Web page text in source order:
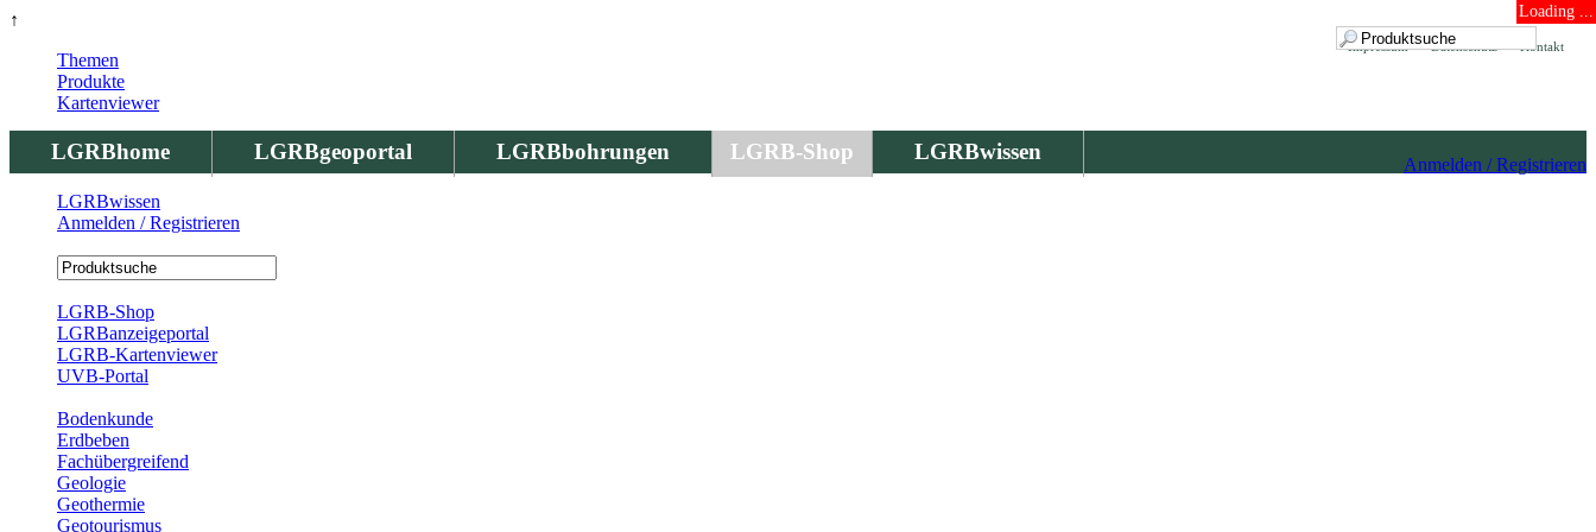
↑ Loading ...
Kontakt
Datenschutz
Impressum
LGRBhome LGRBgeoportal LGRBbohrungen LGRB-Shop LGRBwissen
Anmelden / Registrieren
Themen
Produkte
Kartenviewer
LGRBwissen
Anmelden / Registrieren
LGRB-Shop
LGRBanzeigeportal
LGRB-Kartenviewer
UVB-Portal
Bodenkunde
Erdbeben
Fachübergreifend
Geologie
Geothermie
Geotourismus